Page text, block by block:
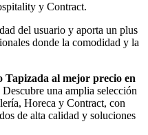
y Contract.
del usuario y aporta un plus
donde la comodidad y la
al mejor precio en
Descubre una amplia selección
Horeca y Contract, con
de alta calidad y soluciones